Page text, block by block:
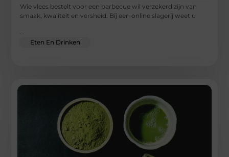
Wie vlees bestelt voor een barbecue wil verzekerd zijn van
smaak, kwaliteit en versheid. Bij een online slagerij weet u
...
Eten En Drinken